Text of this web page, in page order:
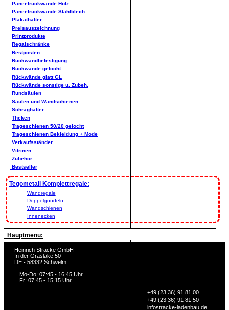
Paneelrückwände Holz
Paneelrückwände Stahlblech
Plakathalter
Preisauszeichnung
Printprodukte
Regalschränke
Restposten
Rückwandbefestigung
Rückwände gelocht
Rückwände glatt GL
Rückwände sonstige u. Zubeh.
Rundsäulen
Säulen und Wandschienen
Schräghalter
Theken
Trageschienen 50/20 gelocht
Trageschienen Bekleidung + Mode
Verkaufsständer
Vitrinen
Zubehör
Bestseller
Tegometall Komplettregale:
Wandregale
Doppelgondeln
Wandschienen
Innenecken
Hauptmenu:
Heinrich Stracke GmbH
In der Graslake 50
DE - 58332 Schwelm
Mo-Do: 07:45 - 16:45 Uhr
Fr: 07:45 - 15:15 Uhr
+49 (23 36) 91 81 00
+49 (23 36) 91 81 50
infostracke-ladenbau.de